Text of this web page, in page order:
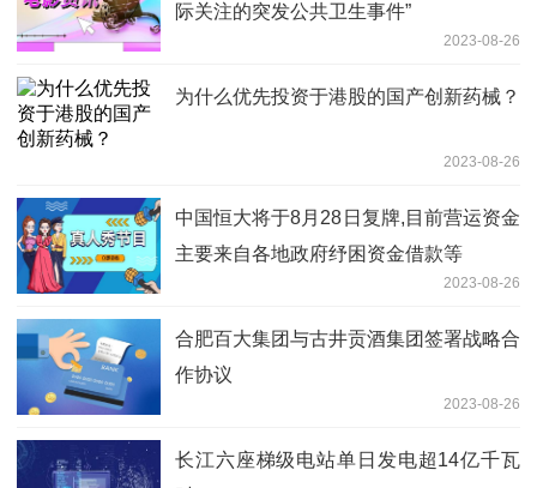
际关注的突发公共卫生事件”
2023-08-26
为什么优先投资于港股的国产创新药械？
2023-08-26
中国恒大将于8月28日复牌,目前营运资金
主要来自各地政府纾困资金借款等
2023-08-26
合肥百大集团与古井贡酒集团签署战略合
作协议
2023-08-26
长江六座梯级电站单日发电超14亿千瓦